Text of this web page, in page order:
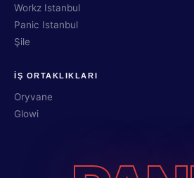
Workz Istanbul
Panic Istanbul
Şile
İŞ ORTAKLIKLARI
Oryvane
Glowi